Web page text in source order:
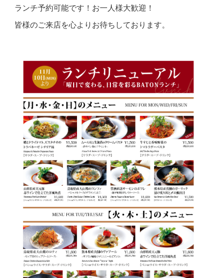
ランチ予約可能です！お一人様大歓迎！
皆様のご来店を心よりお待ちしております。